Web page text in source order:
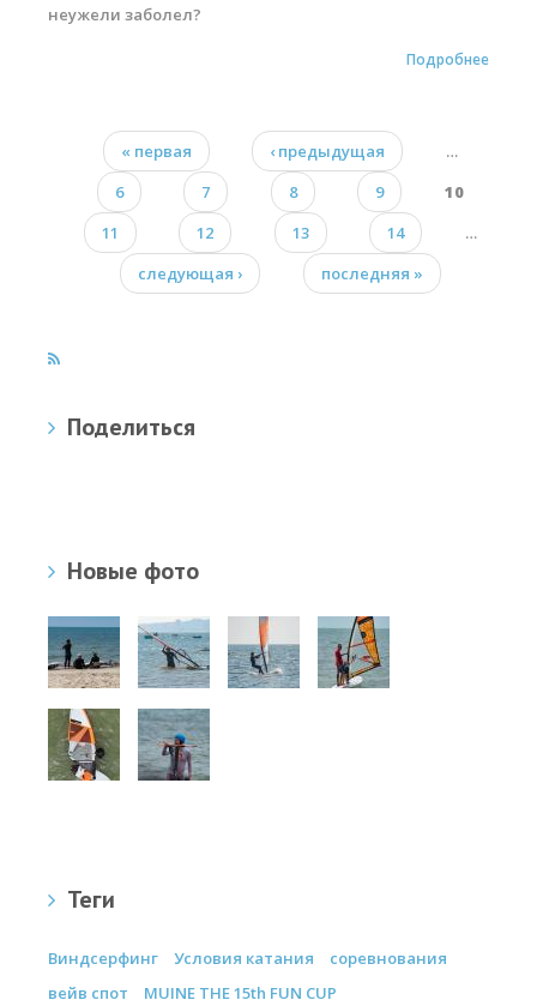
неужели заболел?
Подробнее
Страницы
« первая ‹ предыдущая
…
6
7 8 9
10
11
12 13 14
…
следующая ›
последняя »
Поделиться
Новые фото
Теги
Виндсерфинг Условия катания
соревнования
вейв спот
MUINE THE 15th FUN CUP